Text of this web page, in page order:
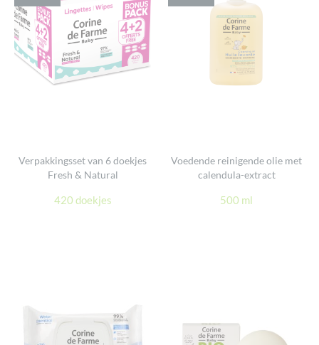
Verpakkingsset van 6 doekjes
Fresh & Natural
420 doekjes
Voedende reinigende olie met
calendula-extract
500 ml